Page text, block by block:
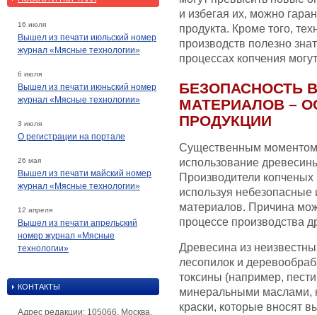
16 июля
Вышел из печати июльский номер
журнал «Мясные технологии»
6 июля
Вышел из печати июньский номер
журнал «Мясные технологии»
3 июля
О регистрации на портале
26 мая
Вышел из печати майский номер
журнал «Мясные технологии»
12 апреля
Вышел из печати апрельский
номер журнал «Мясные
технологии»
КОНТАКТЫ
Адрес редакции: 105066, Москва,
и избегая их, можно
продукта. Кроме того,
производств полезно
процессах копчения
БЕЗОПАСНОСТЬ
МАТЕРИАЛОВ –
ПРОДУКЦИИ
Существенным
использование
Производители копченых
используя небезопасные
материалов. Причина
процессе производства
Древесина из
лесопилок и
токсины (например,
минеральными маслами,
краски, которые вносят